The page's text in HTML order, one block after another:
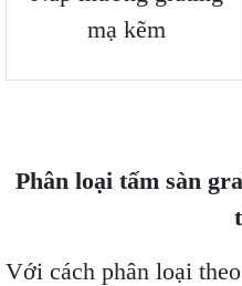
mạ kẽm
Phân loại tấm sàn
Với cách phân loại